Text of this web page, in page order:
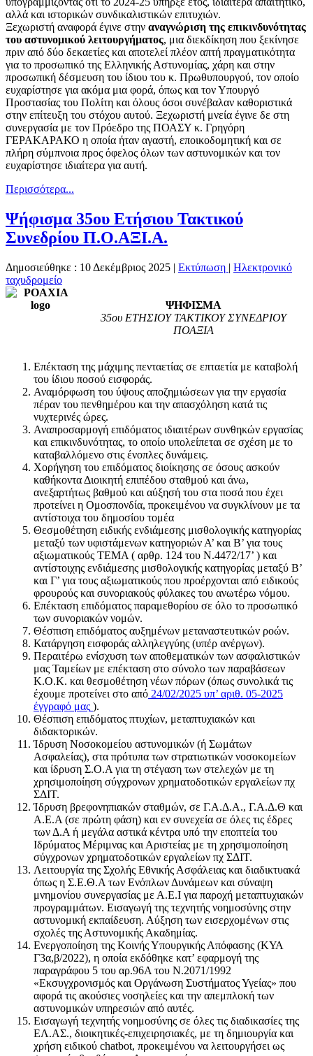
αλλά και ιστορικών συνδικαλιστικών επιτυχιών.
Ξεχωριστή αναφορά έγινε στην αναγνώριση της επικινδυνότητας
του αστυνομικού λειτουργήματος, μια διεκδίκηση που ξεκίνησε
πριν από δύο δεκαετίες και αποτελεί πλέον απτή πραγματικότητα
για το προσωπικό της Ελληνικής Αστυνομίας, χάρη και στην
προσωπική δέσμευση του ίδιου του κ. Πρωθυπουργού, τον οποίο
ευχαρίστησε για ακόμα μια φορά, όπως και τον Υπουργό
Προστασίας του Πολίτη και όλους όσοι συνέβαλαν καθοριστικά
στην επίτευξη του στόχου αυτού. Ξεχωριστή μνεία έγινε δε στη
συνεργασία με τον Πρόεδρο της ΠΟΑΣΥ κ. Γρηγόρη
ΓΕΡΑΚΑΡΑΚΟ η οποία ήταν αγαστή, εποικοδομητική και σε
πλήρη σύμπνοια προς όφελος όλων των αστυνομικών και τον
ευχαρίστησε ιδιαίτερα για αυτή.
Περισσότερα...
Ψήφισμα 35ου Ετήσιου Τακτικού
Συνεδρίου Π.Ο.ΑΞΙ.Α.
Δημοσιεύθηκε : 10 Δεκέμβριος 2025 | Εκτύπωση | Ηλεκτρονικό
ταχυδρομείο
ΨΗΦΙΣΜΑ
35ου ΕΤΗΣΙΟΥ ΤΑΚΤΙΚΟΥ ΣΥΝΕΔΡΙΟΥ
ΠΟΑΞΙΑ
Επέκταση της μάχιμης πενταετίας σε επταετία με καταβολή
του ίδιου ποσού εισφοράς.
Αναμόρφωση του ύψους αποζημιώσεων για την εργασία
πέραν του πενθημέρου και την απασχόληση κατά τις
νυχτερινές ώρες.
Αναπροσαρμογή επιδόματος ιδιαιτέρων συνθηκών εργασίας
και επικινδυνότητας, το οποίο υπολείπεται σε σχέση με το
καταβαλλόμενο στις ένοπλες δυνάμεις.
Χορήγηση του επιδόματος διοίκησης σε όσους ασκούν
καθήκοντα Διοικητή επιπέδου σταθμού και άνω,
ανεξαρτήτως βαθμού και αύξησή του στα ποσά που έχει
προτείνει η Ομοσπονδία, προκειμένου να συγκλίνουν με τα
αντίστοιχα του δημοσίου τομέα
Θεσμοθέτηση ειδικής ενδιάμεσης μισθολογικής κατηγορίας
μεταξύ των υφιστάμενων κατηγοριών Α’ και Β’ για τους
αξιωματικούς ΤΕΜΑ ( αρθρ. 124 του Ν.4472/17’ ) και
αντίστοιχης ενδιάμεσης μισθολογικής κατηγορίας μεταξύ Β’
και Γ’ για τους αξιωματικούς που προέρχονται από ειδικούς
φρουρούς και συνοριακούς φύλακες του ανωτέρω νόμου.
Επέκταση επιδόματος παραμεθορίου σε όλο το προσωπικό
των συνοριακών νομών.
Θέσπιση επιδόματος αυξημένων μεταναστευτικών ροών.
Κατάργηση εισφοράς αλληλεγγύης (υπέρ ανέργων).
Περαιτέρω ενίσχυση των αποθεματικών των ασφαλιστικών
μας Ταμείων με επέκταση στο σύνολο των παραβάσεων
Κ.Ο.Κ. και θεσμοθέτηση νέων πόρων (όπως συνολικά τις
έχουμε προτείνει στο από 24/02/2025 υπ’ αριθ. 05-2025
έγγραφό μας ).
Θέσπιση επιδόματος πτυχίων, μεταπτυχιακών και
διδακτορικών.
Ίδρυση Νοσοκομείου αστυνομικών (ή Σωμάτων
Ασφαλείας), στα πρότυπα των στρατιωτικών νοσοκομείων
και ίδρυση Σ.Ο.Α για τη στέγαση των στελεχών με τη
χρησιμοποίηση σύγχρονων χρηματοδοτικών εργαλείων πχ
ΣΔΙΤ.
Ίδρυση βρεφονηπιακών σταθμών, σε Γ.Α.Δ.Α., Γ.Α.Δ.Θ και
Α.Ε.Α (σε πρώτη φάση) και εν συνεχεία σε όλες τις έδρες
των Δ.Α ή μεγάλα αστικά κέντρα υπό την εποπτεία του
Ιδρύματος Μέριμνας και Αριστείας με τη χρησιμοποίηση
σύγχρονων χρηματοδοτικών εργαλείων πχ ΣΔΙΤ.
Λειτουργία της Σχολής Εθνικής Ασφάλειας και διαδικτυακά
όπως η Σ.Ε.Θ.Α των Ενόπλων Δυνάμεων και σύναψη
μνημονίου συνεργασίας με Α.Ε.Ι για παροχή μεταπτυχιακών
προγραμμάτων. Εισαγωγή της τεχνητής νοημοσύνης στην
αστυνομική εκπαίδευση. Αύξηση των εισερχομένων στις
σχολές της Αστυνομικής Ακαδημίας.
Ενεργοποίηση της Κοινής Υπουργικής Απόφασης (ΚΥΑ
Γ3α,β/2022), η οποία εκδόθηκε κατ’ εφαρμογή της
παραγράφου 5 του αρ.96Α του Ν.2071/1992
«Εκσυγχρονισμός και Οργάνωση Συστήματος Υγείας» που
αφορά τις ακούσιες νοσηλείες και την απεμπλοκή των
αστυνομικών υπηρεσιών από αυτές.
Εισαγωγή τεχνητής νοημοσύνης σε όλες τις διαδικασίες της
ΕΛ.ΑΣ., διοικητικές-επιχειρησιακές, με τη δημιουργία και
χρήση ειδικού chatbot, προκειμένου να λειτουργήσει ως